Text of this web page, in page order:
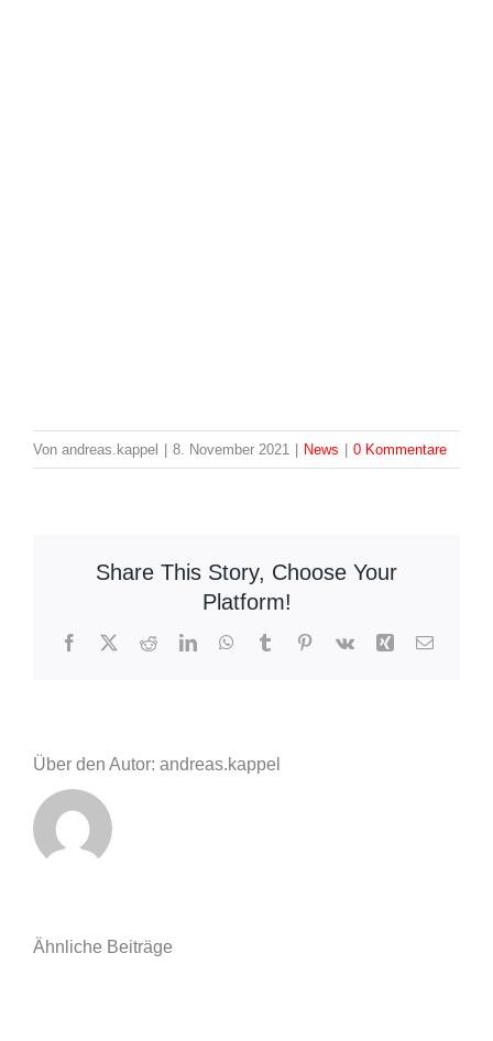
Von andreas.kappel | 8. November 2021 | News | 0 Kommentare
Share This Story, Choose Your
Platform!
Facebook
X RedditLinkedInWhatsApp
TumblrPinterest
Vk Xing E-
Über den Autor: andreas.kappel
Ähnliche Beiträge